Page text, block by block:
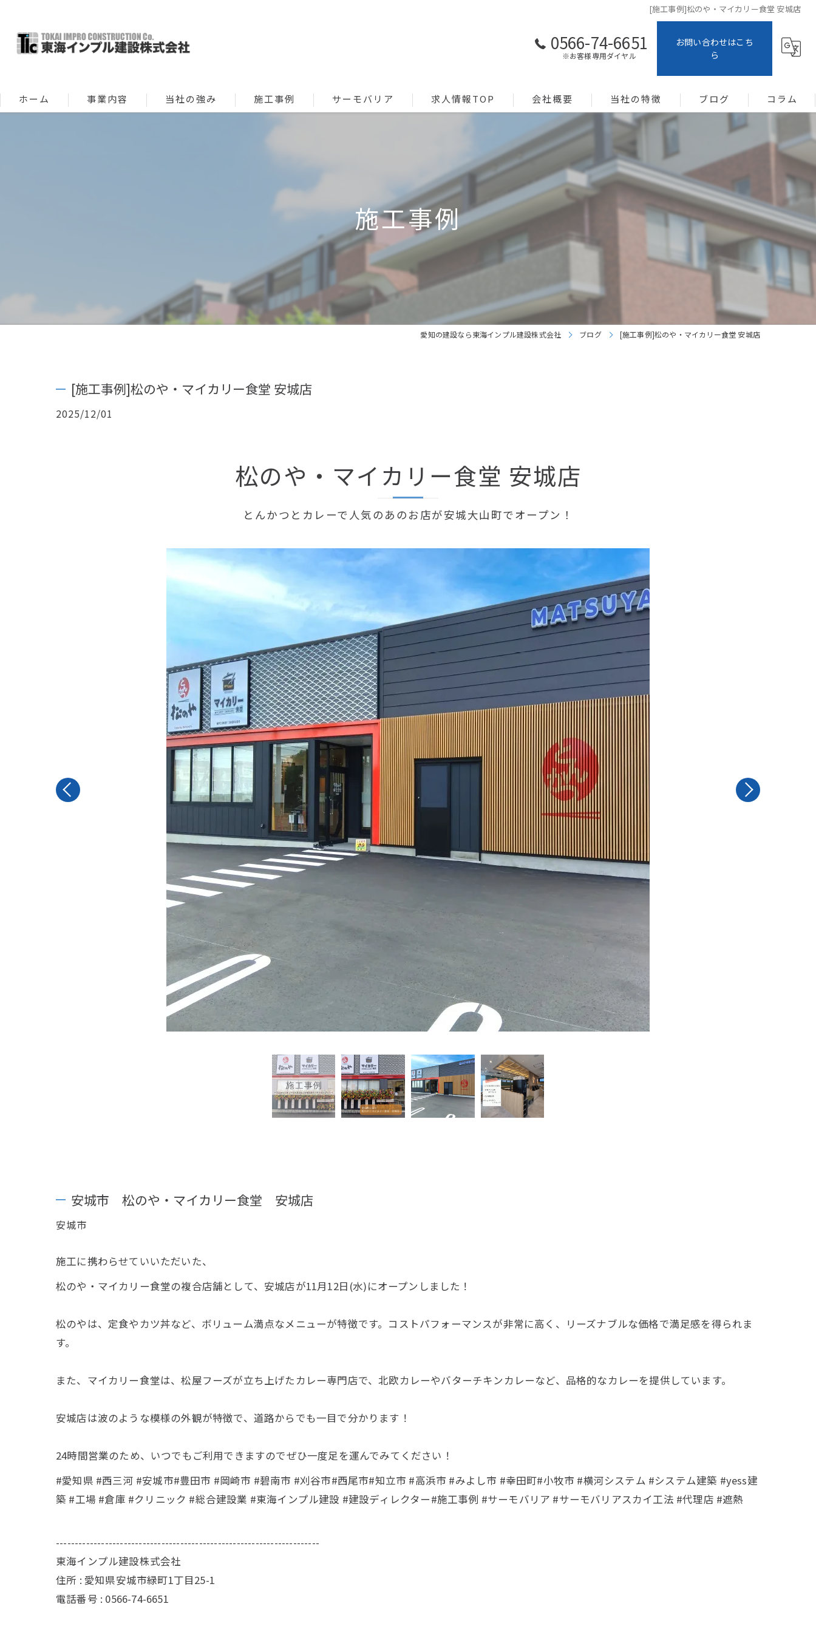
[施工事例]松のや・マイカリー食堂 安城店
0566-74-6651
※お客様専用ダイヤル
お問い合わせはこち
ら
ホーム 事業内容 当社の強み 施工事例 サーモバリア
お問い合わせフォーム
求人情報TOP
施工管理
建築設計
建築営業
リクルート/イベント
リクリート中途採用
会社概要 当社の特徴
システム建築
メンテナンス
ブログ コラム
施工事例
愛知の建設なら東海インプル建設株式会社 ブログ [施工事例]松のや・マイカリー食堂 安城店
[施工事例]松のや・マイカリー食堂 安城店
2025/12/01
松のや・マイカリー食堂 安城店
とんかつとカレーで人気のあのお店が安城大山町でオープン！
安城市 松のや・マイカリー食堂 安城店
安城市
施工に携わらせていいただいた、
松のや・マイカリー食堂の複合店舗として、安城店が11月12日(水)にオープンしました！
松のやは、定食やカツ丼など、ボリューム満点なメニューが特徴です。コストパフォーマンスが非常に高く、リーズナブルな価格で満足感を得られま
す。
また、マイカリー食堂は、松屋フーズが立ち上げたカレー専門店で、北欧カレーやバターチキンカレーなど、品格的なカレーを提供しています。
安城店は波のような模様の外観が特徴で、道路からでも一目で分かります！
24時間営業のため、いつでもご利用できますのでぜひ一度足を運んでみてください！
#愛知県 #西三河 #安城市#豊田市 #岡崎市 #碧南市 #刈谷市#西尾市#知立市 #高浜市 #みよし市 #幸田町#小牧市 #横河システム #システム建築 #yess建
築 #工場 #倉庫 #クリニック #総合建設業 #東海インプル建設 #建設ディレクター#施工事例 #サーモバリア #サーモバリアスカイ工法 #代理店 #遮熱
----------------------------------------------------------------------
東海インプル建設株式会社
住所 : 愛知県安城市緑町1丁目25-1
電話番号 : 0566-74-6651